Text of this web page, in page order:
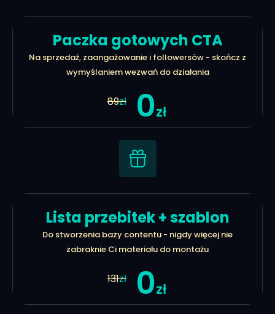
Paczka gotowych CTA
Na sprzedaż, zaangażowanie i followersów - skończ z
wymyślaniem wezwań do działania
89zł 0zł
Lista przebitek + szablon
Do stworzenia bazy contentu - nigdy więcej nie
zabraknie Ci materiału do montażu
131zł 0zł